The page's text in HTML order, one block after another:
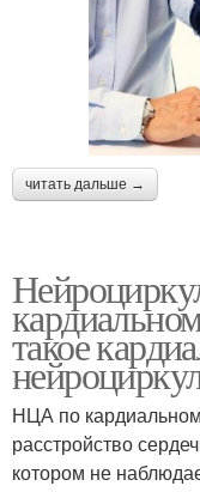
читать дальше →
такое
НЦА по
расстройство
котором не